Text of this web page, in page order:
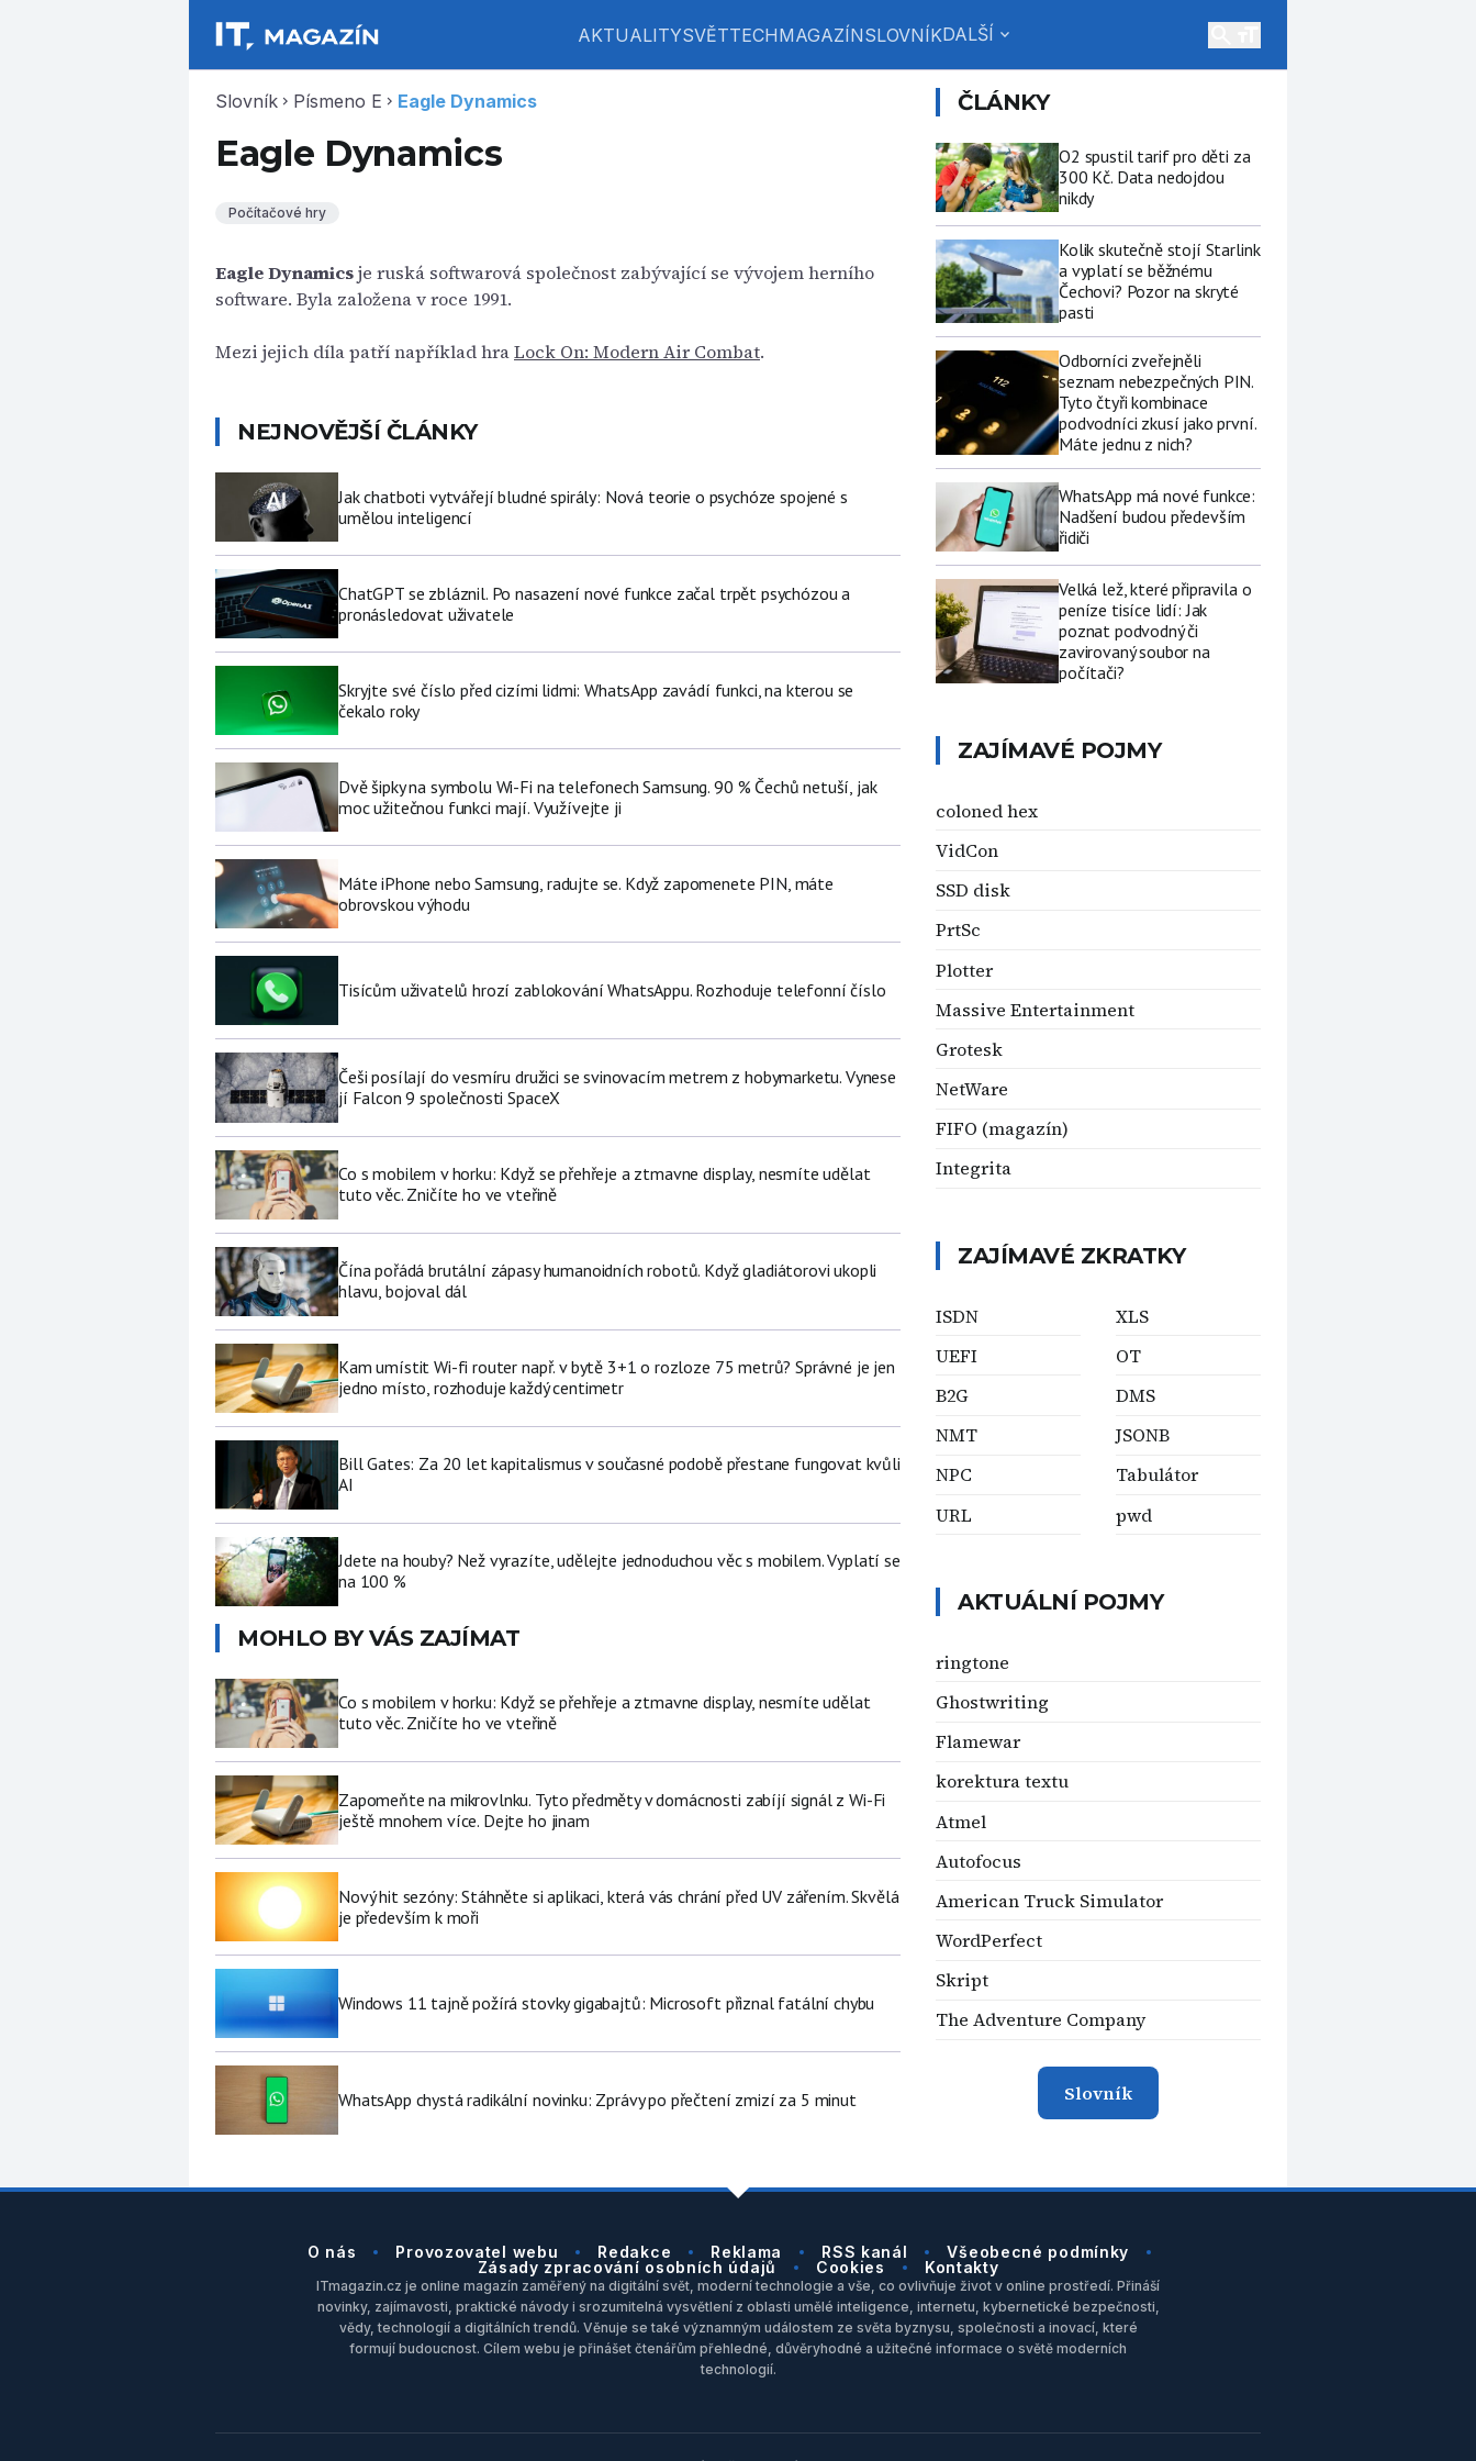
AKTUALITYSVĚTTECHMAGAZÍNSLOVNÍKDALŠÍ expand_more
Slovník chevron_right Písmeno E chevron_right Eagle Dynamics
Eagle Dynamics
Počítačové hry
Eagle Dynamicsje ruská softwarová společnost zabývající se vývojem herního
software. Byla založena v roce 1991.
Mezi jejich díla patří například hraLock On: Modern Air Combat.
NEJNOVĚJŠÍ ČLÁNKY
Jak chatboti vytvářejí bludné spirály: Nová teorie o psychóze spojené s
umělou inteligencí
ChatGPT se zbláznil. Po nasazení nové funkce začal trpět psychózou a
pronásledovat uživatele
Skryjte své číslo před cizími lidmi: WhatsApp zavádí funkci, na kterou se
čekalo roky
Dvě šipky na symbolu Wi-Fi na telefonech Samsung. 90 % Čechů netuší, jak
moc užitečnou funkci mají. Využívejte ji
Máte iPhone nebo Samsung, radujte se. Když zapomenete PIN, máte
obrovskou výhodu
Tisícům uživatelů hrozí zablokování WhatsAppu. Rozhoduje telefonní číslo
Češi posílají do vesmíru družici se svinovacím metrem z hobymarketu. Vynese
jí Falcon 9 společnosti SpaceX
Co s mobilem v horku: Když se přehřeje a ztmavne display, nesmíte udělat
tuto věc. Zničíte ho ve vteřině
Čína pořádá brutální zápasy humanoidních robotů. Když gladiátorovi ukopli
hlavu, bojoval dál
Kam umístit Wi-fi router např. v bytě 3+1 o rozloze 75 metrů? Správné je jen
jedno místo, rozhoduje každý centimetr
Bill Gates: Za 20 let kapitalismus v současné podobě přestane fungovat kvůli
AI
Jdete na houby? Než vyrazíte, udělejte jednoduchou věc s mobilem. Vyplatí se
na 100 %
MOHLO BY VÁS ZAJÍMAT
Co s mobilem v horku: Když se přehřeje a ztmavne display, nesmíte udělat
tuto věc. Zničíte ho ve vteřině
Zapomeňte na mikrovlnku. Tyto předměty v domácnosti zabíjí signál z Wi-Fi
ještě mnohem více. Dejte ho jinam
Nový hit sezóny: Stáhněte si aplikaci, která vás chrání před UV zářením. Skvělá
je především k moři
Windows 11 tajně požírá stovky gigabajtů: Microsoft přiznal fatální chybu
WhatsApp chystá radikální novinku: Zprávy po přečtení zmizí za 5 minut
ČLÁNKY
O2 spustil tarif pro děti za
300 Kč. Data nedojdou
nikdy
Kolik skutečně stojí Starlink
a vyplatí se běžnému
Čechovi? Pozor na skryté
pasti
Odborníci zveřejněli
seznam nebezpečných PIN.
Tyto čtyři kombinace
podvodníci zkusí jako první.
Máte jednu z nich?
WhatsApp má nové funkce:
Nadšení budou především
řidiči
Velká lež, které připravila o
peníze tisíce lidí: Jak
poznat podvodný či
zavirovaný soubor na
počítači?
ZAJÍMAVÉ POJMY
coloned hex
VidCon
SSD disk
PrtSc
Plotter
Massive Entertainment
Grotesk
NetWare
FIFO (magazín)
Integrita
ZAJÍMAVÉ ZKRATKY
ISDN
UEFI
B2G
NMT
NPC
URL
XLS
OT
DMS
JSONB
Tabulátor
pwd
AKTUÁLNÍ POJMY
ringtone
Ghostwriting
Flamewar
korektura textu
Atmel
Autofocus
American Truck Simulator
WordPerfect
Skript
The Adventure Company
Slovník
O nás Provozovatel webu Redakce Reklama RSS kanál
Všeobecné podmínky
Zásady zpracování osobních údajů
Cookies Kontakty
ITmagazin.cz je online magazín zaměřený na digitální svět, moderní technologie a vše, co ovlivňuje život v online prostředí. Přináší
novinky, zajímavosti, praktické návody i srozumitelná vysvětlení z oblasti umělé inteligence, internetu, kybernetické bezpečnosti,
vědy, technologií a digitálních trendů. Věnuje se také významným událostem ze světa byznysu, společnosti a inovací, které
formují budoucnost. Cílem webu je přinášet čtenářům přehledné, důvěryhodné a užitečné informace o světě moderních
technologií.